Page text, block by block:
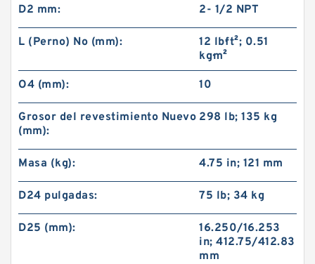
D2 mm: 2- 1/2 NPT
L (Perno) No (mm):
12 lb·ft²; 0.51
kg·m²
O4 (mm): 10
Grosor del revestimiento Nuevo
(mm):
298 lb; 135 kg
Masa (kg): 4.75 in; 121 mm
D24 pulgadas: 75 lb; 34 kg
D25 (mm):
16.250/16.253
in; 412.75/412.83
mm